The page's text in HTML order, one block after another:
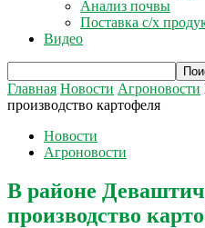
Анализ почвы
Поставка с/х
Видео
Главная Новости Агроновости
производство картофеля
Новости
Агроновости
В районе
производство